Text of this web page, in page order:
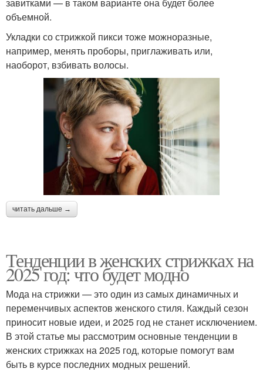
завитками — в таком варианте она будет более
объемной.
Укладки со стрижкой пикси тоже можноразные,
например, менять проборы, приглаживать или,
наоборот, взбивать волосы.
читать дальше →
Тенденции в женских стрижках на
2025 год: что будет модно
Мода на стрижки — это один из самых динамичных и
переменчивых аспектов женского стиля. Каждый сезон
приносит новые идеи, и 2025 год не станет исключением.
В этой статье мы рассмотрим основные тенденции в
женских стрижках на 2025 год, которые помогут вам
быть в курсе последних модных решений.